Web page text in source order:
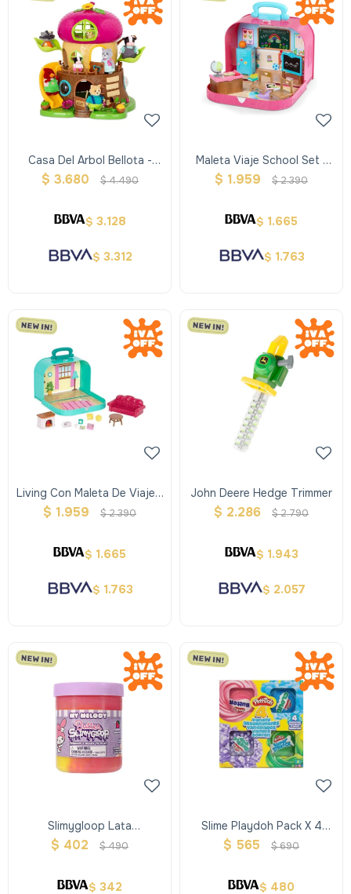
Casa Del Arbol Bellota -
Woodzeez
$ 3.680 $4.490
$ 3.128
$ 3.312
Maleta Viaje School Set -
Woodzeez
$ 1.959 $2.390
$ 1.665
$ 1.763
Living Con Maleta De Viaje -
Woodzeez
$ 1.959 $2.390
$ 1.665
$ 1.763
John Deere Hedge Trimmer
$ 2.286 $2.790
$ 1.943
$ 2.057
Slimygloop Lata
Perfumados Colores
$ 402 $490
$ 342
Slime Playdoh Pack X 4
Variedades
$ 565 $690
$ 480